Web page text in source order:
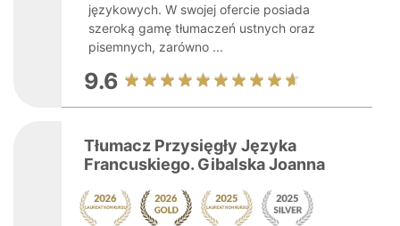
językowych. W swojej ofercie posiada
szeroką gamę tłumaczeń ustnych oraz
pisemnych, zarówno ...
9.6
Tłumacz Przysięgły Języka
Francuskiego. Gibalska Joanna